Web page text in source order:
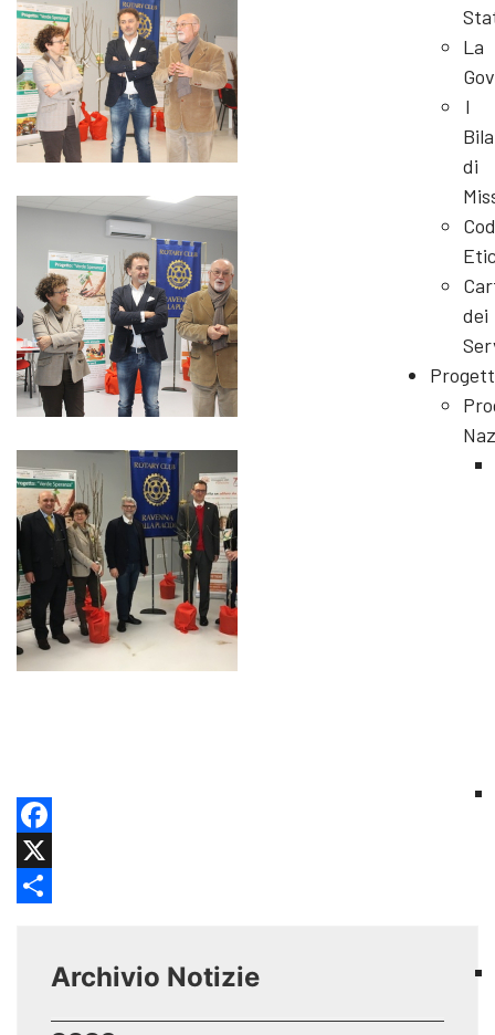
La
I
di
dei
Facebook
X
Archivio Notizie